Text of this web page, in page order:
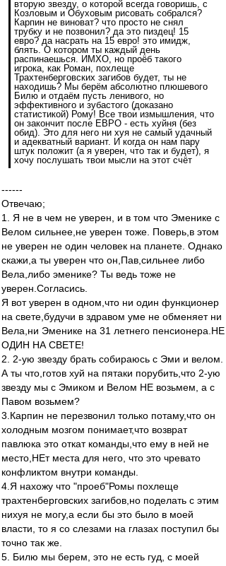
вторую звезду, о которой всегда говоришь, с
Козловым и Обуховым рисовать собрался?
Карпин не виноват? что просто не снял
трубку и не позвонил? да это пиздец! 15
евро? да насрать на 15 евро! это имидж,
блять. О котором ты каждый день
распинаешься. ИМХО, но проёб такого
игрока, как Роман, похлеще
Трахтенберговских загибов будет, ты не
находишь? Мы берём абсолютно плюшевого
Билю и отдаём пусть ленивого, но
эффективного и зубастого (доказано
статистикой) Рому! Все твои измышления, что
он закончит после ЕВРО - есть хуйня (без
обид). Это для него ни хуя не самый удачный
и адекватный вариант. И когда он нам пару
штук положит (а я уверен, что так и будет), я
хочу послушать твои мысли на этот счёт
------
Отвечаю;
1. Я не в чем не уверен, и в том что Эменике с
Велом сильнее,не уверен тоже. Поверь,в этом
не уверен не один человек на планете. Однако
скажи,а ты уверен что он,Пав,сильнее либо
Вела,либо эменике? Ты ведь тоже не
уверен.Согласись.
Я вот уверен в одном,что ни один функционер
на свете,будучи в здравом уме не обменяет ни
Вела,ни Эменике на 31 летнего пенсионера.НЕ
ОДИН НА СВЕТЕ!
2. 2-ую звезду брать собираюсь с Эми и велом.
А ты что,готов хуй на пятаки порубить,что 2-ую
звезду мы с Эмиком и Велом НЕ возьмем, а с
Павом возьмем?
3.Карпин не перезвонил только потаму,что он
холодным мозгом понимает,что возврат
павлюка это откат команды,что ему в ней не
место,НЕт места для него, что это чревато
конфликтом внутри команды.
4.Я нахожу что "проеб"Ромы похлеще
трахтенберговских загибов,но поделать с этим
нихуя не могу,а если бы это было в моей
власти, то я со слезами на глазах поступил бы
точно так же.
5. Билю мы берем, это не есть гуд, с моей